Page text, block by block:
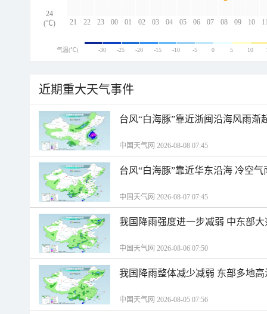
21 22 23 00 01 02 03 04 05 06 07 08 09 10
24
(℃)
气温(℃) -30 -25 -20 -15 -10 -5 0 5 10
近期重大天气事件
台风“白海豚”靠近浙闽沿海风雨渐
中国天气网 2026-08-08 07:45
台风“白海豚”靠近华东沿海 冷空
中国天气网 2026-08-07 07:45
我国降雨强度进一步减弱 中东部
中国天气网 2026-08-06 07:50
我国降雨整体减少减弱 东部多地
中国天气网 2026-08-05 07:56